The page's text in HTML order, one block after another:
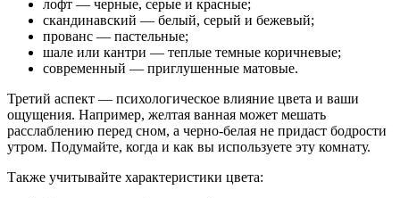
лофт — черные, серые и красные;
скандинавский — белый, серый и бежевый;
прованс — пастельные;
шале или кантри — теплые темные коричневые;
современный — приглушенные матовые.
Третий аспект — психологическое влияние цвета и ваши
ощущения. Например, желтая ванная может мешать
расслаблению перед сном, а черно-белая не придаст бодрости
утром. Подумайте, когда и как вы используете эту комнату.
Также учитывайте характеристики цвета: